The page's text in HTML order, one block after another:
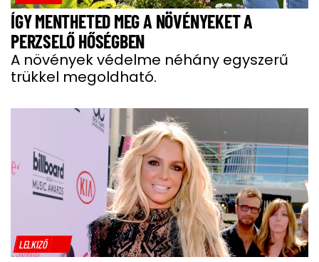
ÍGY MENTHETED MEG A NÖVÉNYEKET A
PERZSELŐ HŐSÉGBEN
A növények védelme néhány egyszerű
trükkel megoldható.
LELKIZŐ